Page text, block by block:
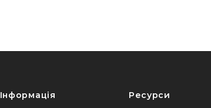
Інформація Ресурси